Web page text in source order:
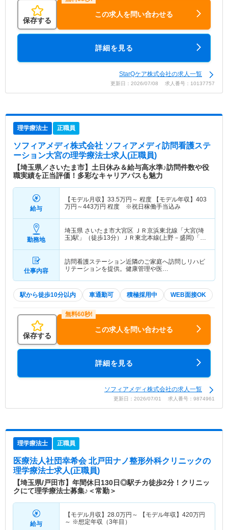
保存する
この求人を問い合わせる
詳細を見る
StarQケア株式会社の求人一覧
更新日：2026/07/08 求人番号：10137757
理学療法士 正職員
ソフィアメディ株式会社 ソフィアメディ訪問看護ステ
ーション大宮の理学療法士求人(正職員)
【埼玉県／さいたま市】土日休み＆給与高水準♪訪問件数や役
職実績を正当評価！多彩なキャリアパスも魅力
給与
【モデル月収】 33.5万円～ 程度 【モデル年収】 403
万円～443万円 程度 ※祝日稼働手当込み
勤務地
埼玉県 さいたま市大宮区 ＪＲ京浜東北線「大宮(埼
玉)駅」（徒歩13分）ＪＲ東北本線(上野－盛岡)「大
仕事内容
訪問看護ステーション近隣のご家庭へ訪問しリハビ
リテーションを提供。健康管理や医…
駅から徒歩10分以内 車通勤可 積極採用中 WEB面接OK
保存する
この求人を問い合わせる
詳細を見る
ソフィアメディ株式会社の求人一覧
更新日：2026/07/01 求人番号：9874961
理学療法士 正職員
医療法人社団幸希会 北戸田ナノ整形外科クリニックの
理学療法士求人(正職員)
【埼玉県/戸田市】年間休日130日◎駅チカ徒歩2分！クリニッ
クにて理学療法士募集♪＜常勤＞
給与
【モデル月収】 28.0万円～ 【モデル年収】 420万円
～ ※想定年収（3年目）